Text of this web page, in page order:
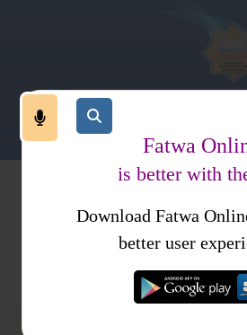
حدیث اور علوم حدیث
حجیت حدیث
Fatwa
is better with
Download Fatwa
better user